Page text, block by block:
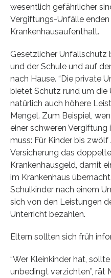
wesentlich gefährlicher
Vergiftungs-Unfälle
Krankenhausaufenthalt.
Gesetzlicher Unfallschutz
und der Schule und auf
nach Hause. “Die private
bietet Schutz rund um die
natürlich auch höhere
Mengel. Zum Beispiel,
einer schweren Vergiftung
muss: Für Kinder bis zwölf
Versicherung das
Krankenhausgeld, damit
im Krankenhaus
Schulkinder nach einem
sich von den Leistungen
Unterricht bezahlen.
Eltern sollten sich früh
“Wer Kleinkinder hat,
unbedingt verzichten”, rät